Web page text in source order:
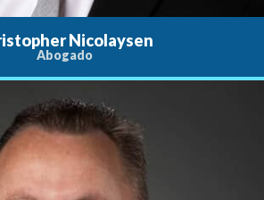
Nicolaysen
Abogado